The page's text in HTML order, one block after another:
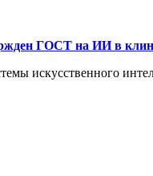
ГОСТ на ИИ в
искусственного